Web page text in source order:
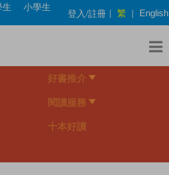
小學生
登入/註冊 | 繁 | English
好書推介
閱讀服務
十本好讀